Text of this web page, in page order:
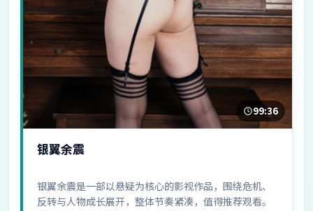
99:36
银翼余震
银翼余震是一部以悬疑为核心的影视作品，围绕危机、
反转与人物成长展开，整体节奏紧凑，值得推荐观看。